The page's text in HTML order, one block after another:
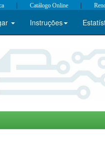
| Catálogo Online |
Instruções